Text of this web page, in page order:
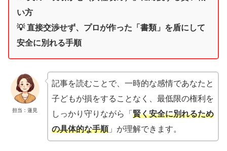
い方
💡 直接交渉せず、プロが作った「書類」を盾にして
安全に別れる手順
担当：蓮見
記事を読むことで、一時的な感情であなたと
子どもが損をすることなく、最低限の権利を
しっかり守りながら「 賢く安全に別れるため
の具体的な手順」が理解できます。